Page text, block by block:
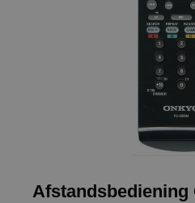
Afstandsbediening